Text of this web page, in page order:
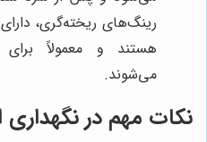
رینگ‌های ریخته‌گری،
هستند و معمولاً برای
می‌شوند.
نکات مهم در نگهداری